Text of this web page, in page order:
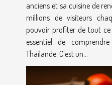
anciens et sa cuisine de
millions de visiteurs
pouvoir profiter de tout
essentiel de
Thaïlande. C'est un...